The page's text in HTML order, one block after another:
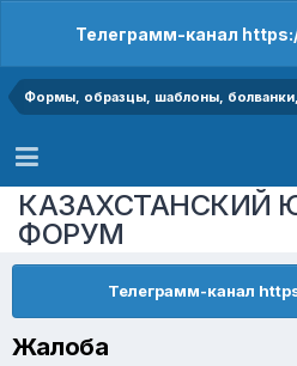
Телеграмм-канал
Формы, образцы, шаблоны,
КАЗАХСТАНСКИЙ
ФОРУМ
Телеграмм-канал
Жалоба